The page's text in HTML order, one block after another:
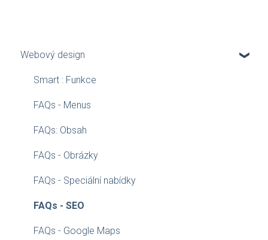
Webový design
Smart : Funkce
FAQs - Menus
FAQs: Obsah
FAQs - Obrázky
FAQs - Speciální nabídky
FAQs - SEO
FAQs - Google Maps